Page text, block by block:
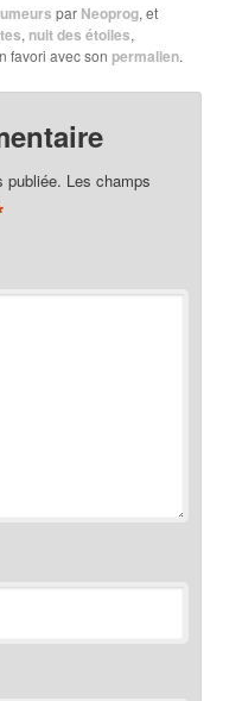
par Neoprog, et
, nuit des étoiles,
favori avec son permalien.
publiée. Les champs